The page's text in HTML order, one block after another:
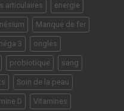
articulaires energie
Manque de fer
3 ongles
probiotique sang
Soin de la peau
D Vitamines